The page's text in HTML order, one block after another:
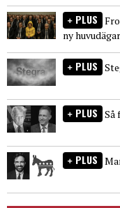
PLUS
ny
PLUS
PLUS Så
PLUS